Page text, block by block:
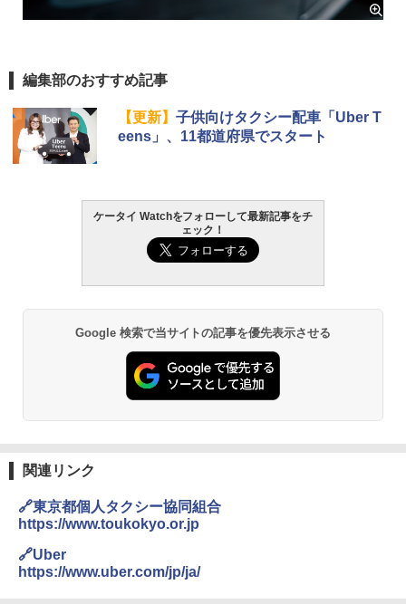
編集部のおすすめ記事
【更新】 子供向けタクシー配車「Uber T
eens」、11都道府県でスタート
ケータイ Watchをフォローして最新記事をチ
ェック！
Google 検索で当サイトの記事を優先表示させる
関連リンク
🔗東京都個人タクシー協同組合
https://www.toukokyo.or.jp
🔗Uber
https://www.uber.com/jp/ja/